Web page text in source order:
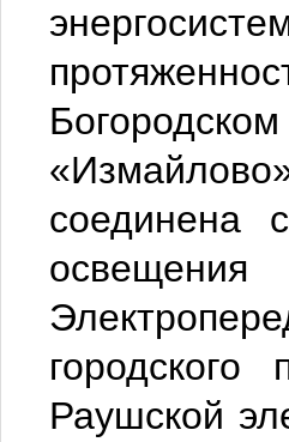
соединена
Раушской